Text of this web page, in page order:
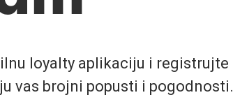
loyalty aplikaciju i registrujte
vas brojni popusti i pogodnosti.